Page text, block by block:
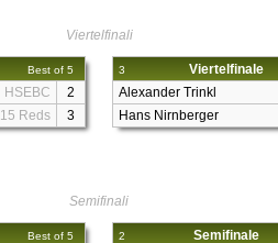
Viertelfinali
Best of 5
HSEBC
2
15 Reds 3
3 Viertelfinale
Alexander Trinkl
Hans Nirnberger
Semifinali
Best of 5 2 Semifinale